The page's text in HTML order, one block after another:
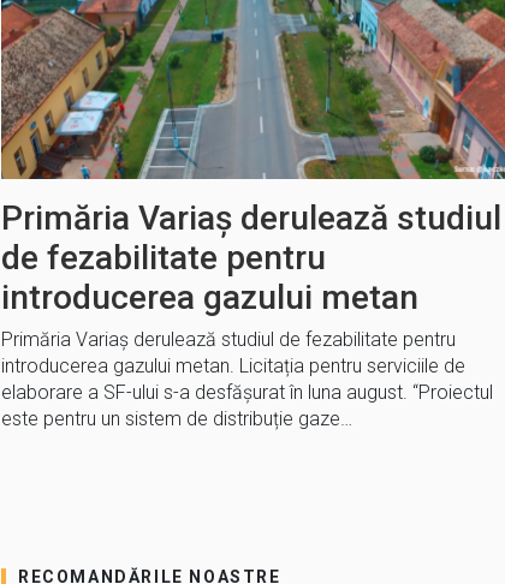
Primăria Variaș derulează studiul
de fezabilitate pentru
introducerea gazului metan
Primăria Variaș derulează studiul de fezabilitate pentru
introducerea gazului metan. Licitația pentru serviciile de
elaborare a SF-ului s-a desfășurat în luna august. “Proiectul
este pentru un sistem de distribuție gaze…
RECOMANDĂRILE NOASTRE